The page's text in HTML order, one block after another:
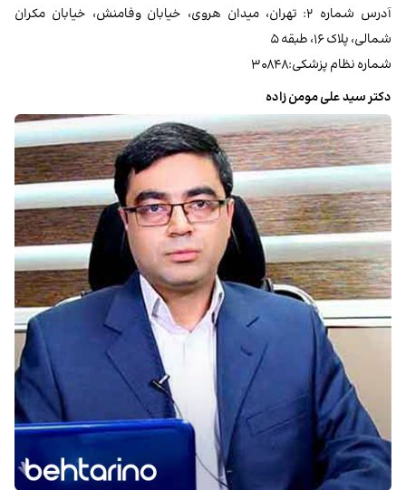
آدرس شماره ۲: تهران، میدان هروی، خیابان وفامنش، خیابان مکران
شمالی، پلاک ۱۶، طبقه ۵
شماره نظام پزشکی:۳۰۸۴۸
دکتر سید علی مومن زاده